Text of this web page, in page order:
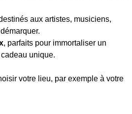
aux artistes, musiciens,
, parfaits pour immortaliser un
unique.
votre lieu, par exemple à votre